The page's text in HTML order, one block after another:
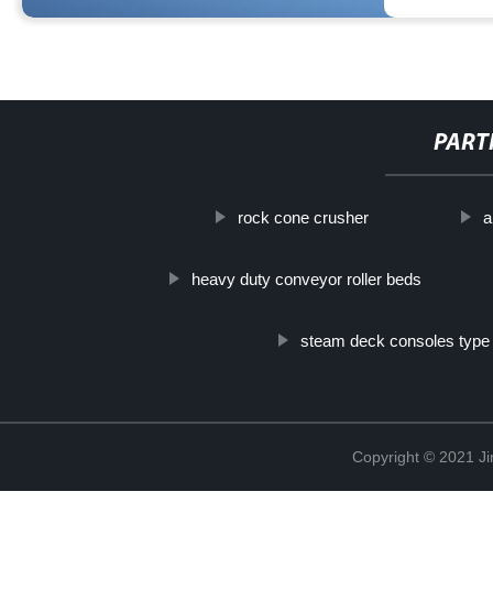
rock cone crusher
heavy duty conveyor roller beds
steam deck consoles
Copyright © 2021